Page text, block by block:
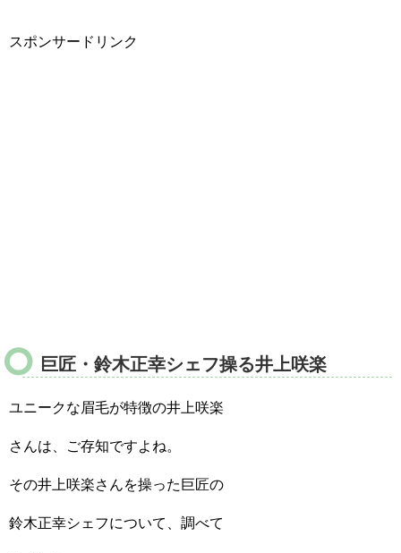
スポンサードリンク
巨匠・鈴木正幸シェフ操る井上咲楽
ユニークな眉毛が特徴の井上咲楽
さんは、ご存知ですよね。
その井上咲楽さんを操った巨匠の
鈴木正幸シェフについて、調べて